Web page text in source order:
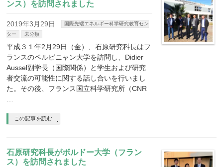
ンス）を訪問されました
2019年3月29日
国際先端エネルギー科学研究教育セン
ター
未分類
平成３１年2月29日（金）、石原研究科長はフ
ランスのペルピニャン大学を訪問し、Didier
Aussel副学長（国際関係）と学生および研究
者交流の可能性に関する話し合いを行いまし
た。その後、フランス国立科学研究所（CNR
…
この記事を読む
石原研究科長がボルドー大学（フラン
ス）を訪問されました